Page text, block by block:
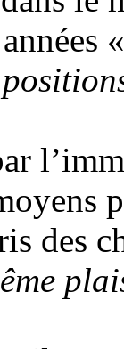
«
des